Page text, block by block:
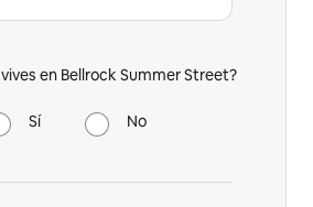
en Bellrock Summer Street?
Sí No